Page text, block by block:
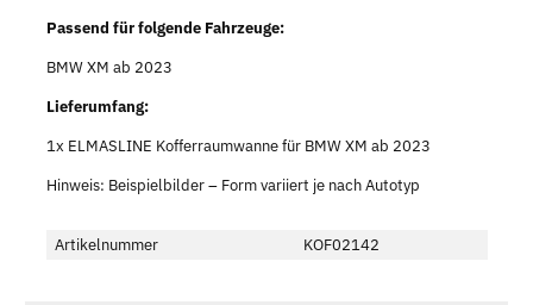
Passend für folgende Fahrzeuge:
BMW XM ab 2023
Lieferumfang:
1x ELMASLINE Kofferraumwanne für BMW XM ab 2023
Hinweis: Beispielbilder – Form variiert je nach Autotyp
Artikelnummer KOF02142